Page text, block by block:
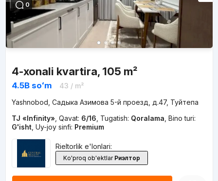
0
4-xonali kvartira, 105 m²
4.5B soʻm 43 / m²
Yashnobod, Садыка Азимова 5-й проезд, д.47, Туйтепа
TJ «Infinity» Qavat: 6/16 Tugatish: Qoralama Bino turi:
G'isht, Uy-joy sinfi: Premium
Rieltorlik e'lonlari:
Ko'proq ob'ektlar Риэлтор